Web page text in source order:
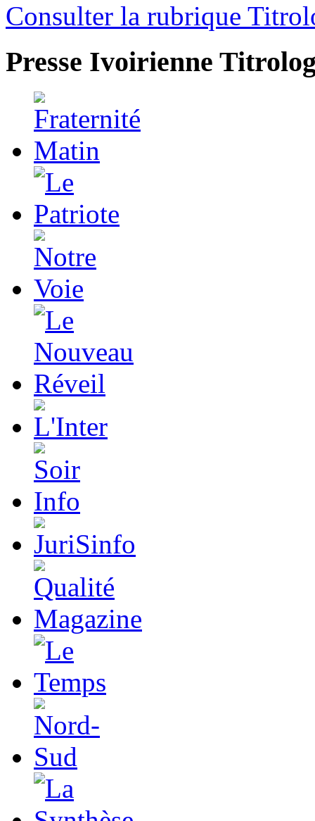
Consulter la rubrique
Presse Ivoirienne